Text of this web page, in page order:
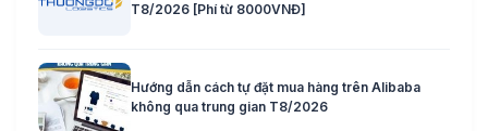
T8/2026 [Phí từ 8000VNĐ]
Hướng dẫn cách tự đặt mua hàng trên Alibaba
không qua trung gian T8/2026